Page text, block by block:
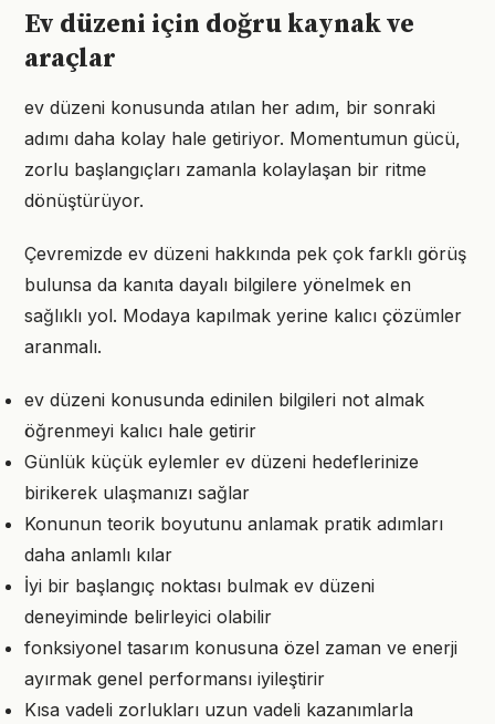
Ev düzeni için doğru kaynak ve
araçlar
ev düzeni konusunda atılan her adım, bir sonraki
adımı daha kolay hale getiriyor. Momentumun gücü,
zorlu başlangıçları zamanla kolaylaşan bir ritme
dönüştürüyor.
Çevremizde ev düzeni hakkında pek çok farklı görüş
bulunsa da kanıta dayalı bilgilere yönelmek en
sağlıklı yol. Modaya kapılmak yerine kalıcı çözümler
aranmalı.
ev düzeni konusunda edinilen bilgileri not almak
öğrenmeyi kalıcı hale getirir
Günlük küçük eylemler ev düzeni hedeflerinize
birikerek ulaşmanızı sağlar
Konunun teorik boyutunu anlamak pratik adımları
daha anlamlı kılar
İyi bir başlangıç noktası bulmak ev düzeni
deneyiminde belirleyici olabilir
fonksiyonel tasarım konusuna özel zaman ve enerji
ayırmak genel performansı iyileştirir
Kısa vadeli zorlukları uzun vadeli kazanımlarla